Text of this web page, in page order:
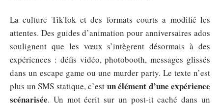
La culture TikTok et des formats courts a modifié les
attentes. Des guides d’animation pour anniversaires ados
soulignent que les vœux s’intègrent désormais à des
expériences : défis vidéo, photobooth, messages glissés
dans un escape game ou une murder party. Le texte n’est
plus un SMS statique, c’est un élément d’une expérience
scénarisée. Un mot écrit sur un post-it caché dans un